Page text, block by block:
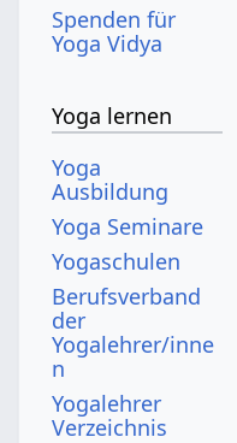
Spenden für
Yoga Vidya
Yoga lernen
Yoga
Ausbildung
Yoga Seminare
Yogaschulen
Berufsverband
der
Yogalehrer/inne
n
Yogalehrer
Verzeichnis